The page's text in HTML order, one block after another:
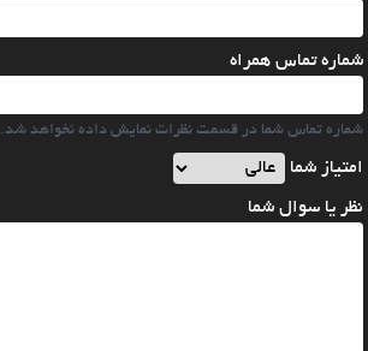
شماره تماس همراه
شماره تماس شما در قسمت نظرات نمایش داده نخواهد شد.
امتیاز شما
نظر یا سوال شما